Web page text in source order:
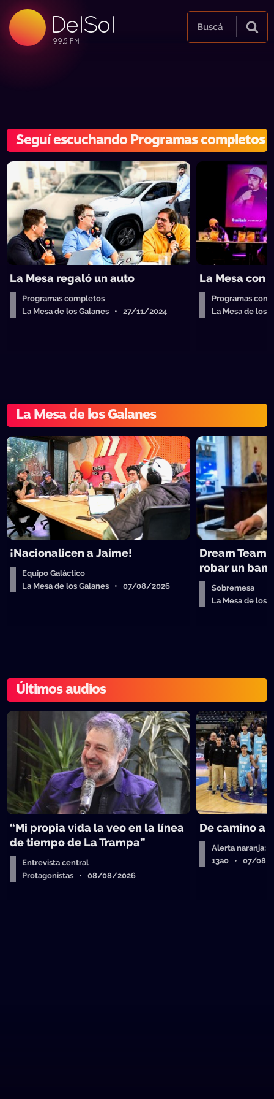
DelSol
99.5 FM
99.5 FM
99.5 FM
Buscá
Seguí escuchando Programas completos
La Mesa regaló un auto
Programas completos
La Mesa de los Galanes • 27/11/2024
La Mesa con
Programas
La Mesa de los
La Mesa de los Galanes
¡Nacionalicen a Jaime!
Equipo Galáctico
La Mesa de los Galanes • 07/08/2026
Dream Team
robar un
Sobremesa
La Mesa de
Últimos audios
“Mi propia vida la veo en la línea
de tiempo de La Trampa”
Entrevista central
Protagonistas • 08/08/2026
De camino a
Alerta naranja:
13a0 • 07/08/